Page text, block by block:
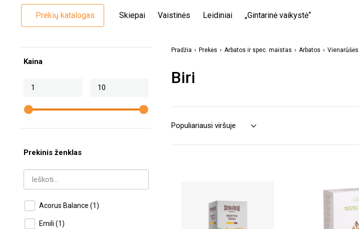
Prekių katalogas Skiepai Vaistinės Leidiniai „Gintarinė vaikystė“
Kaina
Prekinis ženklas
Acorus Balance (1)
Emili (1)
Pradžia Prekės Arbatos ir spec. maistas Arbatos Vienarūšės
Biri